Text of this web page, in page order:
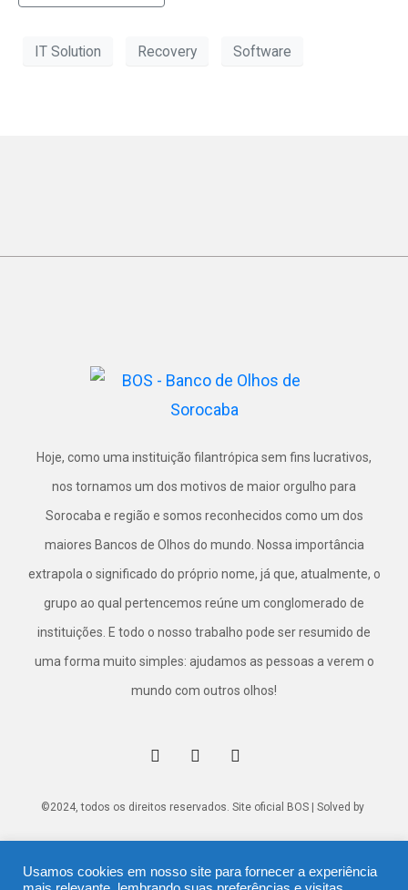
IT Solution Recovery Software
Hoje, como uma instituição filantrópica sem fins lucrativos,
nos tornamos um dos motivos de maior orgulho para
Sorocaba e região e somos reconhecidos como um dos
maiores Bancos de Olhos do mundo. Nossa importância
extrapola o significado do próprio nome, já que, atualmente, o
grupo ao qual pertencemos reúne um conglomerado de
instituições. E todo o nosso trabalho pode ser resumido de
uma forma muito simples: ajudamos as pessoas a verem o
mundo com outros olhos!
©2024, todos os direitos reservados. Site oficial BOS | Solved by
Usamos cookies em nosso site para fornecer a experiência